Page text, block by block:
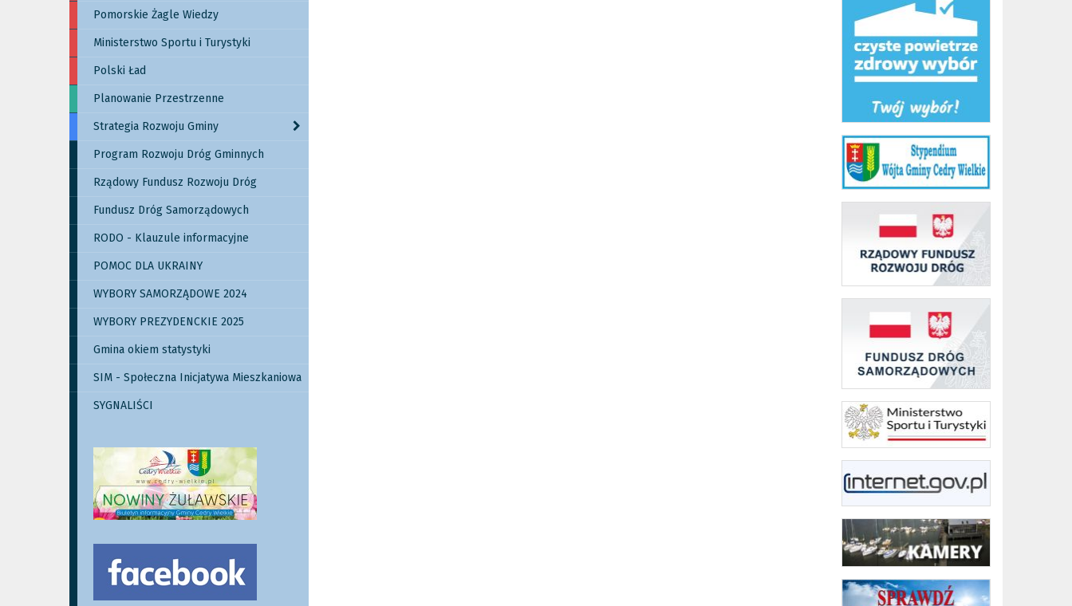
Pomorskie Żagle Wiedzy
Ministerstwo Sportu i Turystyki
Polski Ład
Planowanie Przestrzenne
Strategia Rozwoju Gminy
Program Rozwoju Dróg Gminnych
Rządowy Fundusz Rozwoju Dróg
Fundusz Dróg Samorządowych
RODO - Klauzule informacyjne
POMOC DLA UKRAINY
WYBORY SAMORZĄDOWE 2024
WYBORY PREZYDENCKIE 2025
Gmina okiem statystyki
SIM - Społeczna Inicjatywa Mieszkaniowa
SYGNALIŚCI